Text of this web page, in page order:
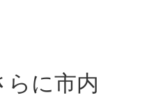
に市内